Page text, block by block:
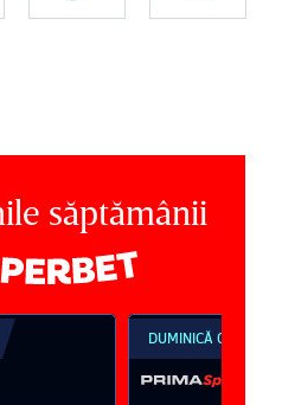
săptămânii
DUMINICĂ 09 AUG,